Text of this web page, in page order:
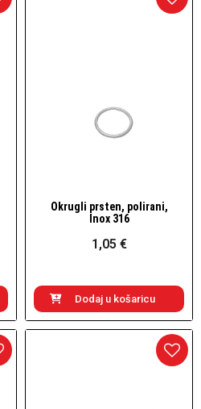
Brzi pogled
Okrugli prsten, polirani,
Inox 316
1,05 €
Dodaj u košaricu